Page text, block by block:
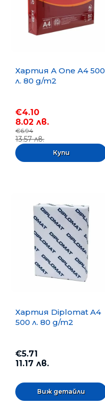
Хартия A One A4 500
л. 80 g/m2
€4.10
8.02 лв.
€6.94
13.57 лв.
Хартия Diplomat A4
500 л. 80 g/m2
€5.71
11.17 лв.
Виж детайли